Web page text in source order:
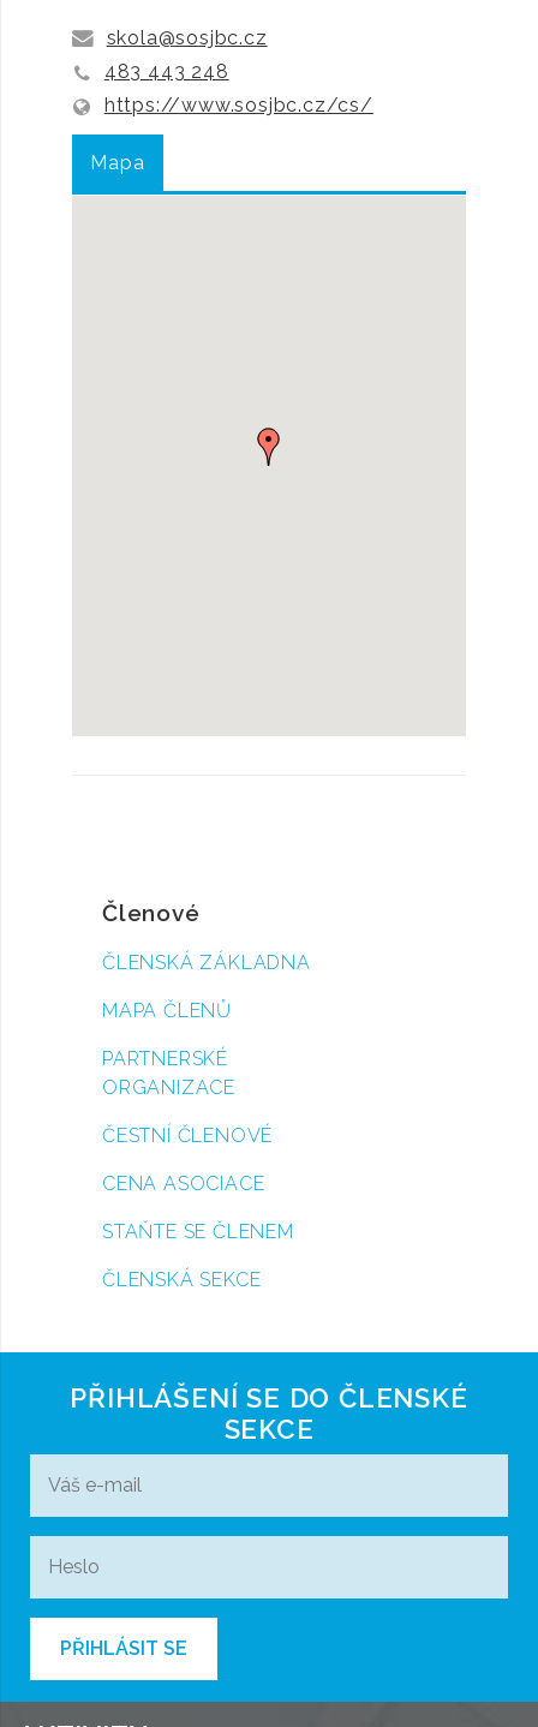
skola@sosjbc.cz
483 443 248
https://www.sosjbc.cz/cs/
Mapa
Členové
ČLENSKÁ ZÁKLADNA
MAPA ČLENŮ
PARTNERSKÉ
ORGANIZACE
ČESTNÍ ČLENOVÉ
CENA ASOCIACE
STAŇTE SE ČLENEM
ČLENSKÁ SEKCE
PŘIHLÁŠENÍ SE DO ČLENSKÉ
SEKCE
PŘIHLÁSIT SE